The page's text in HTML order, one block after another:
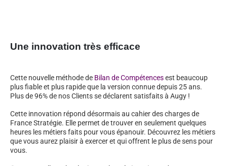
Une innovation très efficace
Cette nouvelle méthode de Bilan de Compétencesest beaucoup
plus fiable et plus rapide que la version connue depuis 25 ans.
Plus de 96% de nos Clients se déclarent satisfaits à Augy !
Cette innovation répond désormais au cahier des charges de
France Stratégie. Elle permet de trouver en seulement quelques
heures les métiers faits pour vous épanouir. Découvrez les métiers
que vous aurez plaisir à exercer et qui offrent le plus de sens pour
vous.